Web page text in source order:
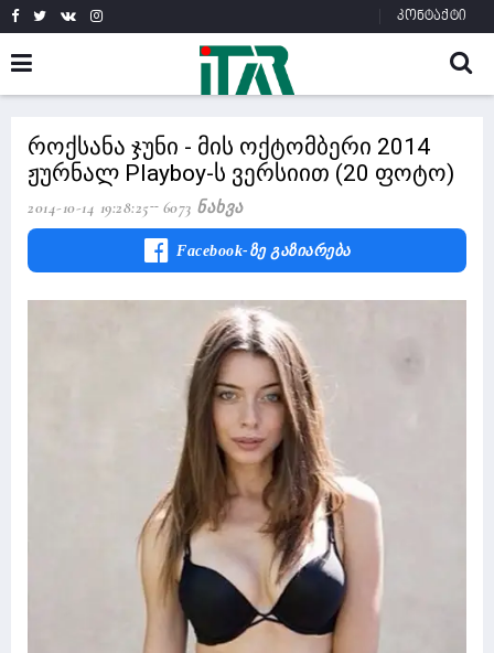
კონტაქტი
როქსანა ჯუნი - მის ოქტომბერი 2014
ჟურნალ Playboy-ს ვერსიით (20 ფოტო)
2014-10-14 19:28:25 6073 Ნახვა
Facebook-Ზე Გაზიარება